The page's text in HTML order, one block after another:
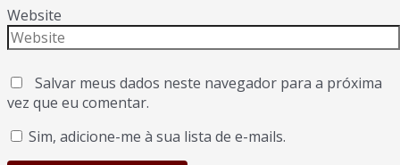
Website
Salvar meus dados neste navegador para a próxima
vez que eu comentar.
Sim, adicione-me à sua lista de e-mails.